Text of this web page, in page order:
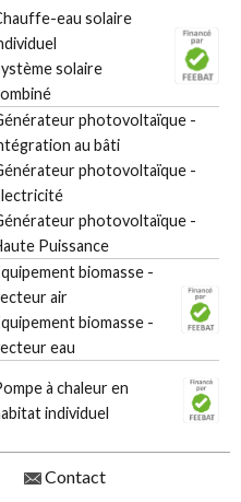
eau solaire
solaire
photovoltaïque -
au bâti
photovoltaïque -
photovoltaïque -
Puissance
biomasse -
air
biomasse -
eau
à chaleur en
individuel
Contact